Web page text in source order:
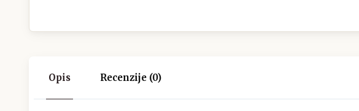
Opis Recenzije (0)